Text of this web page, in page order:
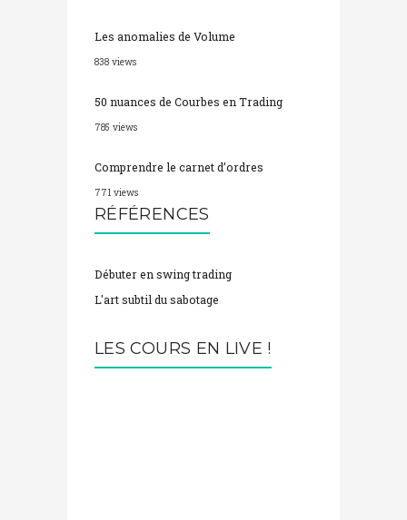
Les anomalies de Volume
838 views
50 nuances de Courbes en Trading
785 views
Comprendre le carnet d’ordres
771 views
RÉFÉRENCES
Débuter en swing trading
L'art subtil du sabotage
LES COURS EN LIVE !